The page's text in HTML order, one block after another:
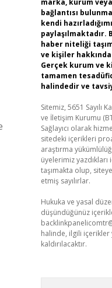
marka, kurum
bağlantısı
kendi
haber niteliği
ve kişiler
Gerçek kurum ve
tamamen
halindedir ve
Sitemiz, 5651 Sayılı
ve İletişim Kurumu
Sağlayıcı olarak
sitedeki içerikleri
araştırma
üyelerimiz
taşımakta olup,
etmiş sayılırlar.
Hukuka ve yasal
düşündüğünüz
halinde, ilgili
kaldırılacaktır.